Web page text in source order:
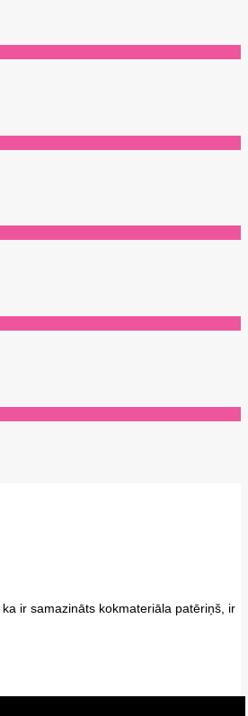
ir samazināts kokmateriāla patēriņš, ir